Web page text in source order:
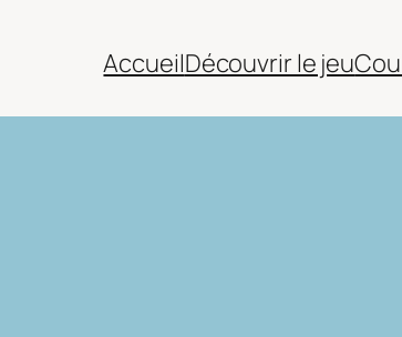
AccueilDécouvrir le jeu